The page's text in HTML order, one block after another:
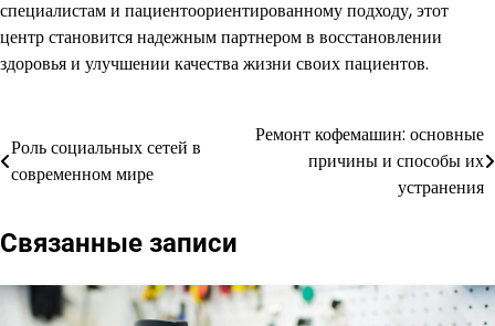
специалистам и пациентоориентированному подходу, этот
центр становится надежным партнером в восстановлении
здоровья и улучшении качества жизни своих пациентов.
Навигация
по
Роль социальных сетей в
современном мире
Ремонт кофемашин: основные
причины и способы их
устранения
Связанные записи